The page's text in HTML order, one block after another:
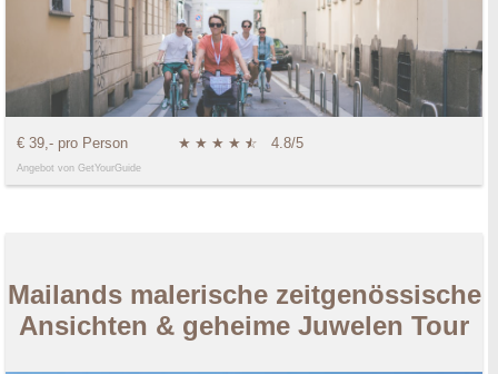
€ 39,- pro Person ★ ★ ★ ★ ★
☆ 4.8/5
Angebot von GetYourGuide
Mailands malerische zeitgenössische
Ansichten & geheime Juwelen Tour